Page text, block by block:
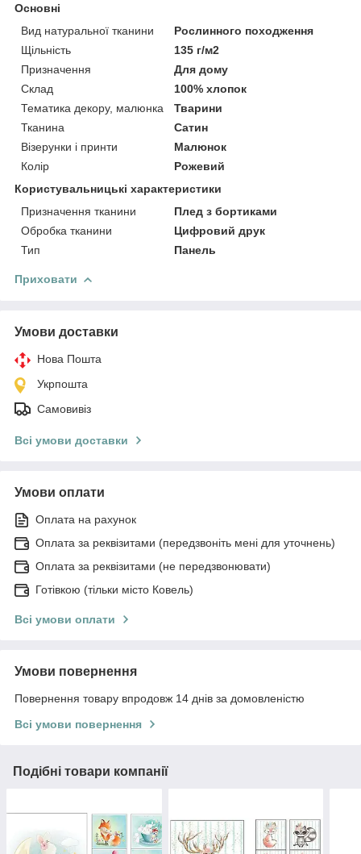
Основні
Вид натуральної тканини
Рослинного походження
Щільність
135 г/м2
Призначення
Для дому
Склад
100% хлопок
Тематика декору, малюнка
Тварини
Тканина
Сатин
Візерунки і принти
Малюнок
Колір
Рожевий
Користувальницькі характеристики
Призначення тканини
Плед з бортиками
Обробка тканини
Цифровий друк
Тип
Панель
Приховати
Умови доставки
Нова Пошта
Укрпошта
Самовивіз
Всі умови доставки
Умови оплати
Оплата на рахунок
Оплата за реквізитами (передзвоніть мені для уточнень)
Оплата за реквізитами (не передзвонювати)
Готівкою (тільки місто Ковель)
Всі умови оплати
Умови повернення
Повернення товару впродовж 14 днів за домовленістю
Всі умови повернення
Подібні товари компанії